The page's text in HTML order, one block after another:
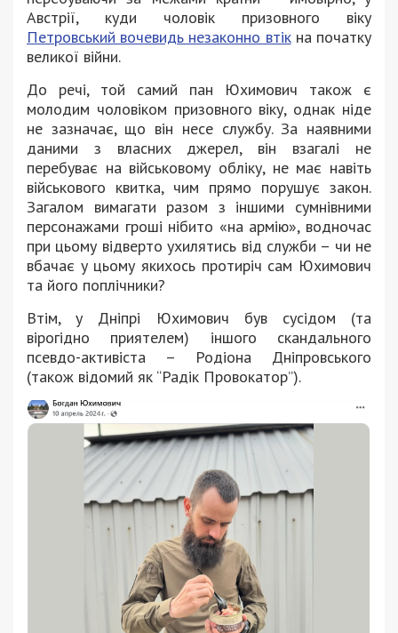
Австрії, куди чоловік призовного віку
Петровський вочевидь незаконно втікна початку
великої війни.
До речі, той самий пан Юхимович також є
молодим чоловіком призовного віку, однак ніде
не зазначає, що він несе службу. За наявними
даними з власних джерел, він взагалі не
перебуває на військовому обліку, не має навіть
військового квитка, чим прямо порушує закон.
Загалом вимагати разом з іншими сумнівними
персонажами гроші нібито «на армію», водночас
при цьому відверто ухилятись від служби – чи не
вбачає у цьому якихось протиріч сам Юхимович
та його поплічники?
Втім, у Дніпрі Юхимович був сусідом (та
вірогідно приятелем) іншого скандального
псевдо-активіста – Родіона Дніпровського
(також відомий як “Радік Провокатор”).